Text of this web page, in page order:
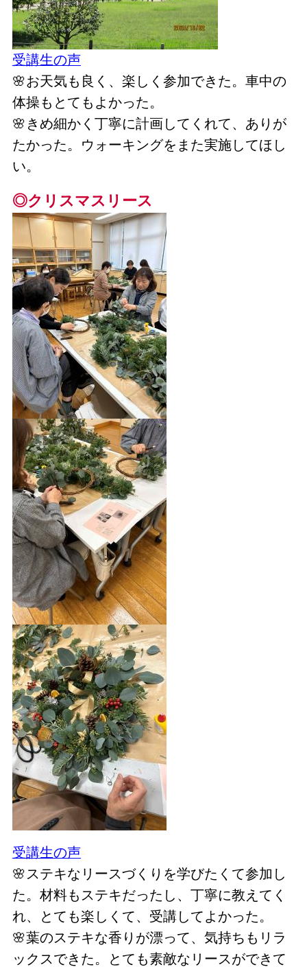
受講生の声
🌸お天気も良く、楽しく参加できた。車中の
体操もとてもよかった。
🌸きめ細かく丁寧に計画してくれて、ありが
たかった。ウォーキングをまた実施してほし
い。
◎クリスマスリース
受講生の声
🌸ステキなリースづくりを学びたくて参加し
た。材料もステキだったし、丁寧に教えてく
れ、とても楽しくて、受講してよかった。
🌸葉のステキな香りが漂って、気持ちもリラ
ックスできた。とても素敵なリースができて